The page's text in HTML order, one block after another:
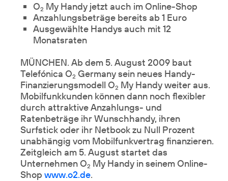
O2 My Handy jetzt auch im Online-Shop
Anzahlungsbeträge bereits ab 1 Euro
Ausgewählte Handys auch mit 12
Monatsraten
MÜNCHEN. Ab dem 5. August 2009 baut
Telefónica O2 Germany sein neues Handy-
Finanzierungsmodell O2 My Handy weiter aus.
Mobilfunkkunden können dann noch flexibler
durch attraktive Anzahlungs- und
Ratenbeträge ihr Wunschhandy, ihren
Surfstick oder ihr Netbook zu Null Prozent
unabhängig vom Mobilfunkvertrag finanzieren.
Zeitgleich am 5. August startet das
Unternehmen O2 My Handy in seinem Online-
Shop www.o2.de.